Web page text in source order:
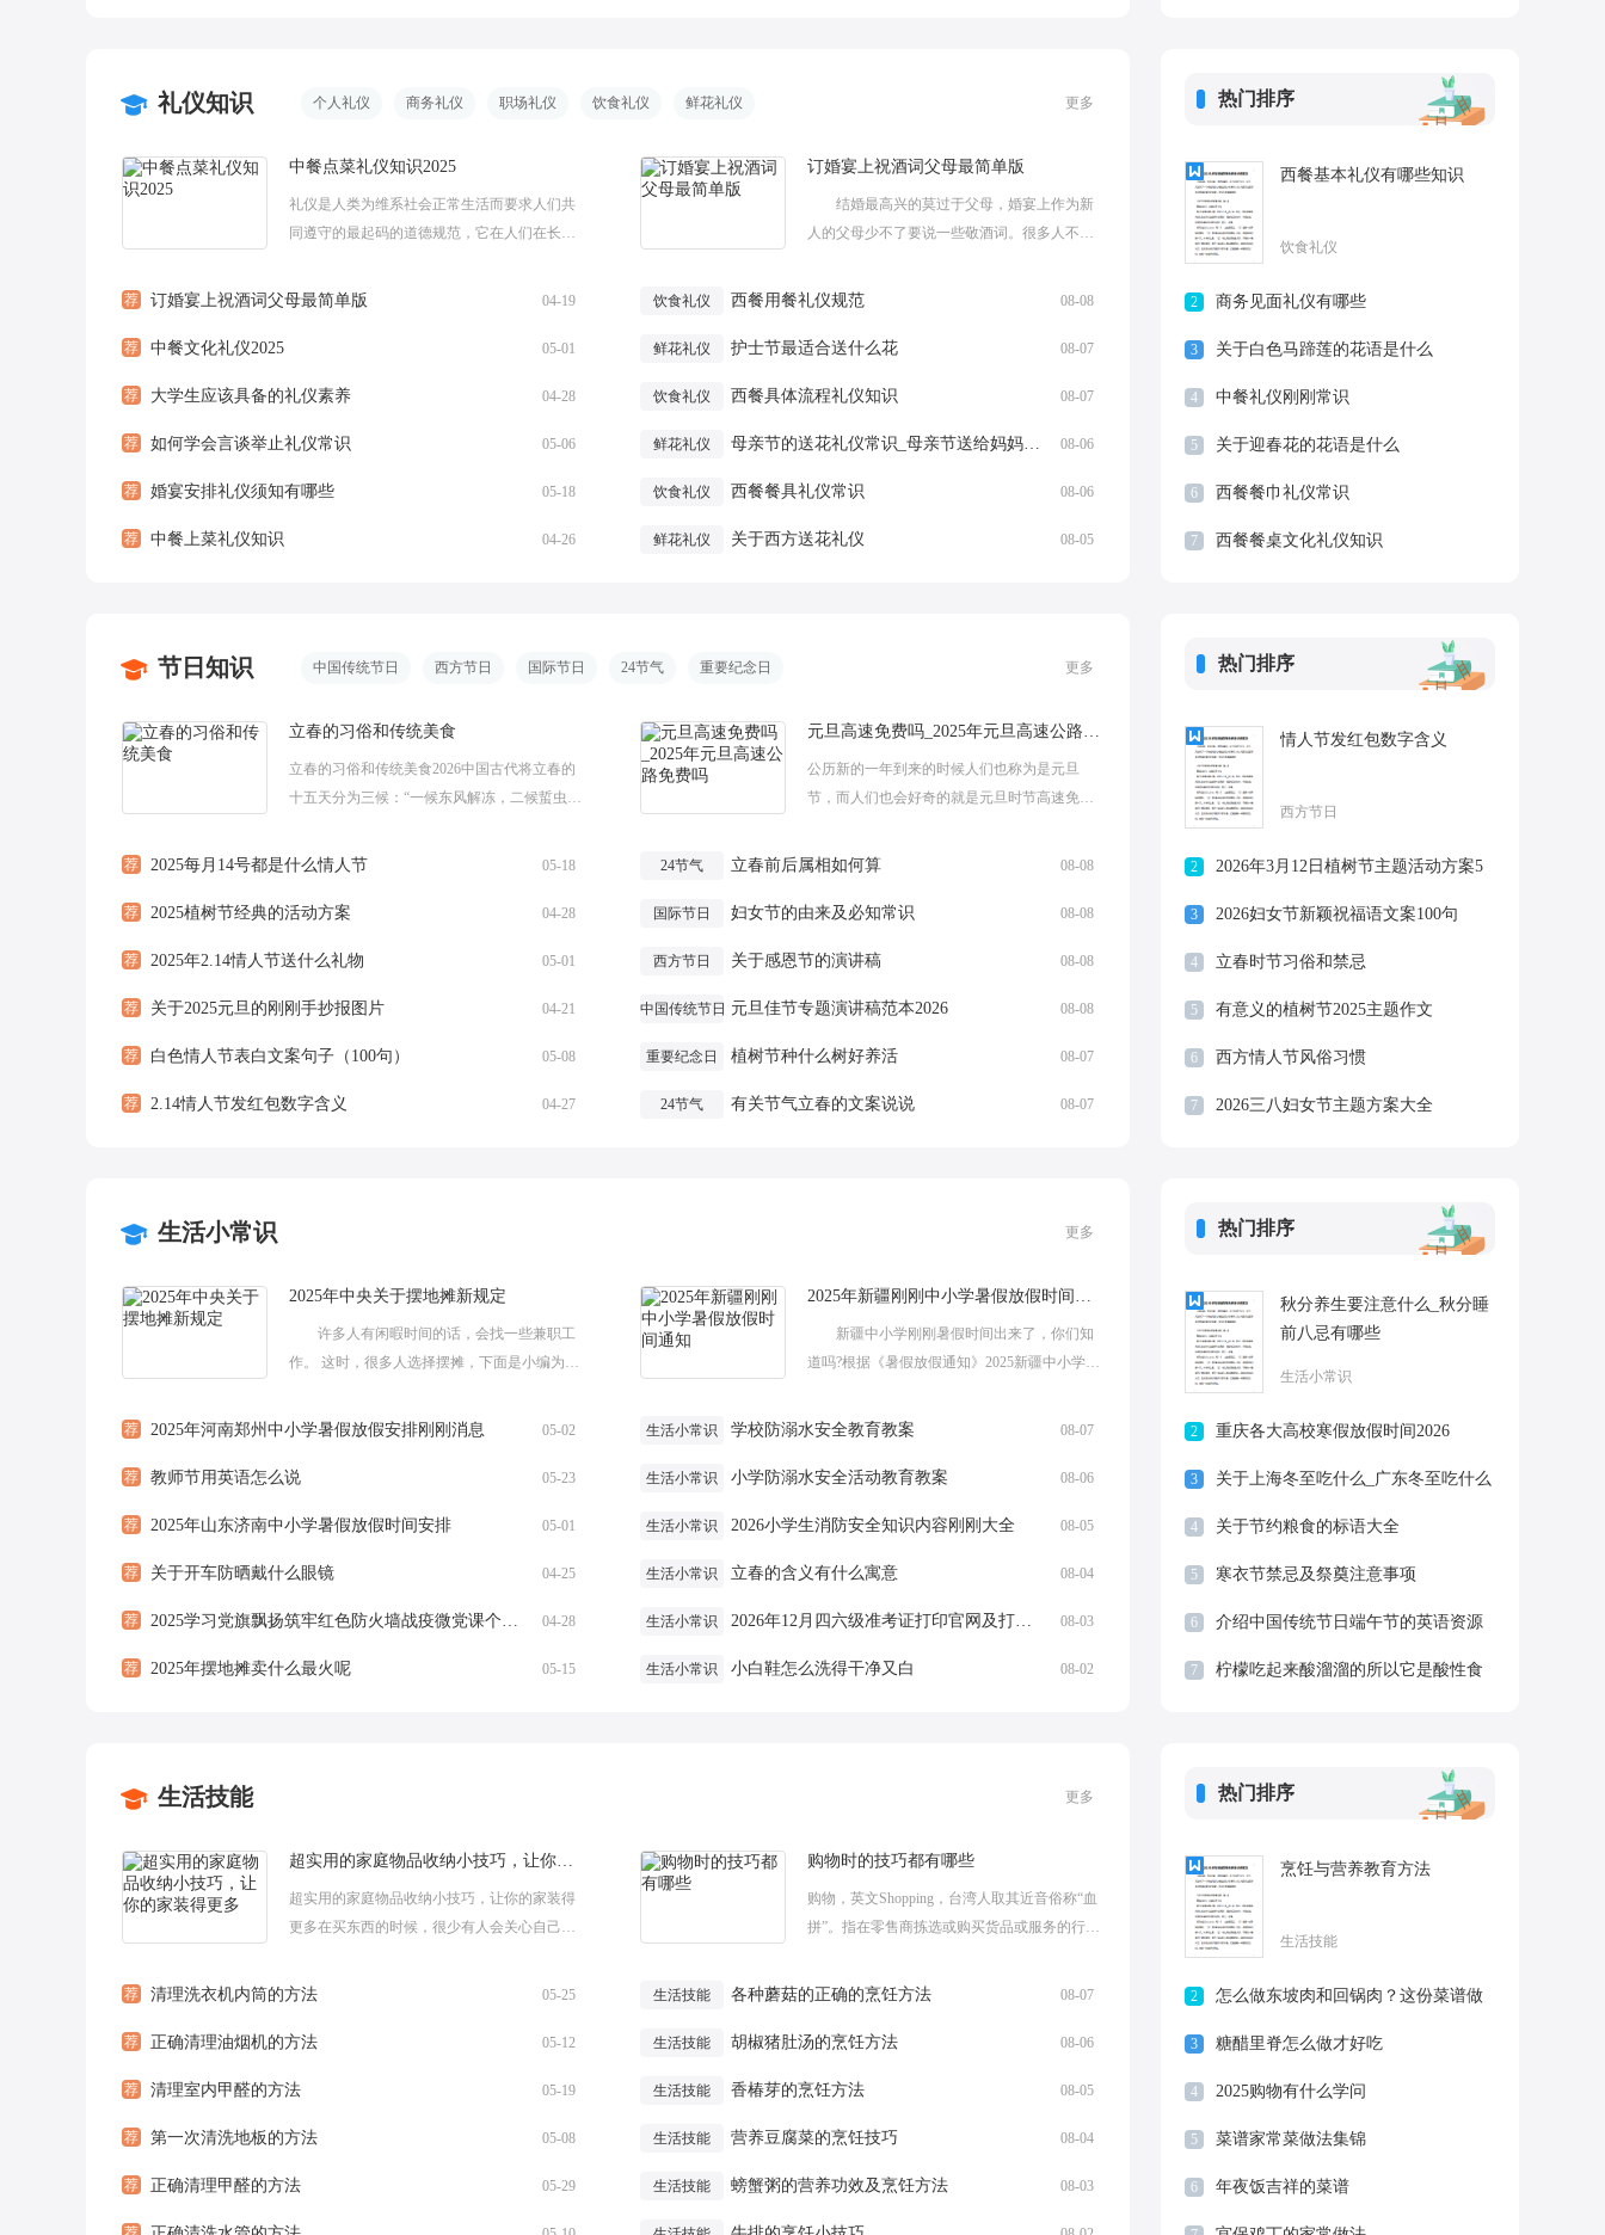
礼仪知识 个人礼仪 商务礼仪 职场礼仪 饮食礼仪 鲜花礼仪 更多
中餐点菜礼仪知识2025
礼仪是人类为维系社会正常生活而要求人们共
同遵守的最起码的道德规范，它在人们在长期
俗、习惯和传统等方式固定下来。以下是小编
荐 订婚宴上祝酒词父母最简单版 04-19
荐 中餐文化礼仪2025 05-01
荐 大学生应该具备的礼仪素养 04-28
荐 如何学会言谈举止礼仪常识 05-06
荐 婚宴安排礼仪须知有哪些 05-18
荐 中餐上菜礼仪知识 04-26
订婚宴上祝酒词父母最简单版
结婚最高兴的莫过于父母，婚宴上作为新
人的父母少不了要说一些敬酒词。很多人不知
宴上祝酒词父母最简单版，希望各位客官喜欢...
饮食礼仪 西餐用餐礼仪规范 08-08
鲜花礼仪 护士节最适合送什么花 08-07
饮食礼仪 西餐具体流程礼仪知识 08-07
鲜花礼仪 母亲节的送花礼仪常识_母亲节送给妈妈什么花最合适 08-06
饮食礼仪 西餐餐具礼仪常识 08-06
鲜花礼仪 关于西方送花礼仪 08-05
热门排序
西餐基本礼仪有哪些知识
饮食礼仪
2 商务见面礼仪有哪些
3 关于白色马蹄莲的花语是什么
4 中餐礼仪刚刚常识
5 关于迎春花的花语是什么
6 西餐餐巾礼仪常识
7 西餐餐桌文化礼仪知识
节日知识 中国传统节日 西方节日 国际节日 24节气 重要纪念日 更多
立春的习俗和传统美食
立春的习俗和传统美食2026中国古代将立春的
十五天分为三候：“一候东风解冻，二候蜇虫始
始解冻。立春五日后，蜇居的虫类慢...
荐 2025每月14号都是什么情人节 05-18
荐 2025植树节经典的活动方案 04-28
荐 2025年2.14情人节送什么礼物 05-01
荐 关于2025元旦的刚刚手抄报图片 04-21
荐 白色情人节表白文案句子（100句） 05-08
荐 2.14情人节发红包数字含义 04-27
元旦高速免费吗_2025年元旦高速公路免费吗
公历新的一年到来的时候人们也称为是元旦
节，而人们也会好奇的就是元旦时节高速免费
_2025年元旦高速公路免费吗，欢迎大家阅...
24节气 立春前后属相如何算 08-08
国际节日 妇女节的由来及必知常识 08-08
西方节日 关于感恩节的演讲稿 08-08
中国传统节日 元旦佳节专题演讲稿范本2026 08-08
重要纪念日 植树节种什么树好养活 08-07
24节气 有关节气立春的文案说说 08-07
热门排序
情人节发红包数字含义
西方节日
2
2026年3月12日植树节主题活动方案5
3 2026妇女节新颖祝福语文案100句
4 立春时节习俗和禁忌
5 有意义的植树节2025主题作文
6 西方情人节风俗习惯
7 2026三八妇女节主题方案大全
生活小常识 更多
2025年中央关于摆地摊新规定
许多人有闲暇时间的话，会找一些兼职工
作。 这时，很多人选择摆摊，下面是小编为大
_2025年摆地摊合法吗，希望大家喜...
荐 2025年河南郑州中小学暑假放假安排刚刚消息 05-02
荐 教师节用英语怎么说 05-23
荐 2025年山东济南中小学暑假放假时间安排 05-01
荐 关于开车防晒戴什么眼镜 04-25
荐 2025学习党旗飘扬筑牢红色防火墙战疫微党课个人心得感想5篇 04-28
荐 2025年摆地摊卖什么最火呢 05-15
2025年新疆刚刚中小学暑假放假时间通知
新疆中小学刚刚暑假时间出来了，你们知
道吗?根据《暑假放假通知》2025新疆中小学开
下面给大家分享2025年新疆刚刚中...
生活小常识 学校防溺水安全教育教案 08-07
生活小常识 小学防溺水安全活动教育教案 08-06
生活小常识 2026小学生消防安全知识内容刚刚大全 08-05
生活小常识 立春的含义有什么寓意 08-04
生活小常识 2026年12月四六级准考证打印官网及打印时间 08-03
生活小常识 小白鞋怎么洗得干净又白 08-02
热门排序
秋分养生要注意什么_秋分睡
前八忌有哪些
生活小常识
2 重庆各大高校寒假放假时间2026
3
关于上海冬至吃什么_广东冬至吃什么
_苏州冬至吃什么
4 关于节约粮食的标语大全
5 寒衣节禁忌及祭奠注意事项
6
介绍中国传统节日端午节的英语资源
刚刚大全
7
柠檬吃起来酸溜溜的所以它是酸性食
生活技能 更多
超实用的家庭物品收纳小技巧，让你的家装得更多
超实用的家庭物品收纳小技巧，让你的家装得
更多在买东西的时候，很少有人会关心自己的
新买的东西。也正是这个原因，很多人在买完...
荐 清理洗衣机内筒的方法 05-25
荐 正确清理油烟机的方法 05-12
荐 清理室内甲醛的方法 05-19
荐 第一次清洗地板的方法 05-08
荐 正确清理甲醛的方法 05-29
购物时的技巧都有哪些
购物，英文Shopping，台湾人取其近音俗称“血
拼”。指在零售商拣选或购买货品或服务的行
编给大家带来的购物时的技巧，...
生活技能 各种蘑菇的正确的烹饪方法 08-07
生活技能 胡椒猪肚汤的烹饪方法 08-06
生活技能 香椿芽的烹饪方法 08-05
生活技能 营养豆腐菜的烹饪技巧 08-04
生活技能 螃蟹粥的营养功效及烹饪方法 08-03
热门排序
烹饪与营养教育方法
生活技能
2
怎么做东坡肉和回锅肉？这份菜谱做
法别错过
3 糖醋里脊怎么做才好吃
4 2025购物有什么学问
5 菜谱家常菜做法集锦
6 年夜饭吉祥的菜谱